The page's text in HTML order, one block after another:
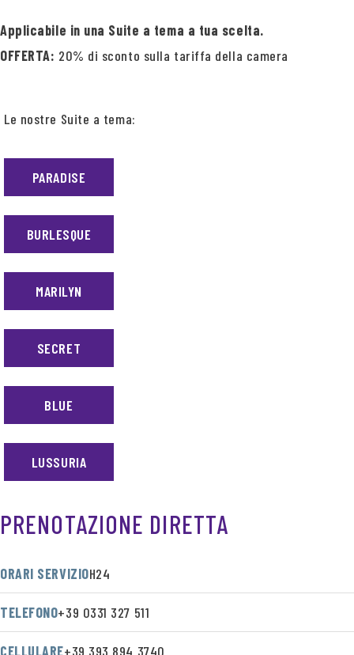
Applicabile in una Suite a tema a tua scelta.
OFFERTA: 20% di sconto sulla tariffa della camera
Le nostre Suite a tema:
PARADISE
BURLESQUE
MARILYN
SECRET
BLUE
LUSSURIA
PRENOTAZIONE DIRETTA
ORARI SERVIZIOH24
TELEFONO+39 0331 327 511
CELLULARE+39 393 894 3740